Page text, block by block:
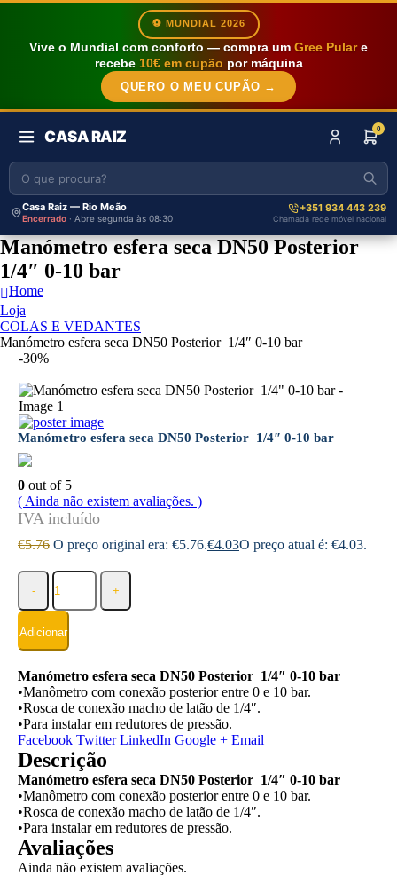
⚽ MUNDIAL 2026
Vive o Mundial com conforto — compra um Gree Pulare
recebe 10€ em cupão por máquina
QUERO O MEU CUPÃO →
CASA RAIZ 0
Casa Raiz — Rio Meão
Encerrado · Abre segunda às 08:30
+351 934 443 239
Chamada rede móvel nacional
Manómetro esfera seca DN50 Posterior
1/4″ 0-10 bar
Home
Loja
COLAS E VEDANTES
Manómetro esfera seca DN50 Posterior 1/4″ 0-10 bar
-30%
Manómetro esfera seca DN50 Posterior 1/4″ 0-10 bar
0 out of 5
( Ainda não existem avaliações. )
€5.76 O preço original era: €5.76.€4.03O preço atual é: €4.03.
- +
Adicionar
Manómetro esfera seca DN50 Posterior 1/4″ 0-10 bar
•Manômetro com conexão posterior entre 0 e 10 bar.
•Rosca de conexão macho de latão de 1/4″.
•Para instalar em redutores de pressão.
Facebook Twitter LinkedIn Google + Email
Descrição
Manómetro esfera seca DN50 Posterior 1/4″ 0-10 bar
•Manômetro com conexão posterior entre 0 e 10 bar.
•Rosca de conexão macho de latão de 1/4″.
•Para instalar em redutores de pressão.
Avaliações
Ainda não existem avaliações.